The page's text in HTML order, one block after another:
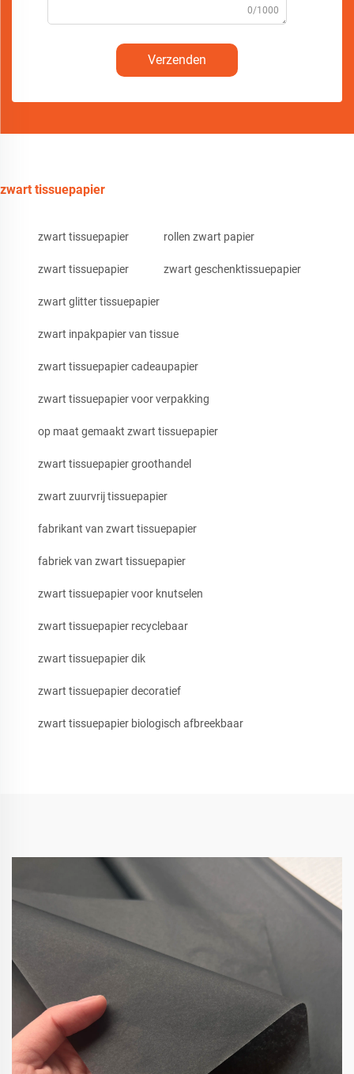
0/1000
Verzenden
zwart tissuepapier
zwart tissuepapier rollen zwart papier
zwart tissuepapier zwart geschenktissuepapier
zwart glitter tissuepapier
zwart inpakpapier van tissue
zwart tissuepapier cadeaupapier
zwart tissuepapier voor verpakking
op maat gemaakt zwart tissuepapier
zwart tissuepapier groothandel
zwart zuurvrij tissuepapier
fabrikant van zwart tissuepapier
fabriek van zwart tissuepapier
zwart tissuepapier voor knutselen
zwart tissuepapier recyclebaar
zwart tissuepapier dik
zwart tissuepapier decoratief
zwart tissuepapier biologisch afbreekbaar